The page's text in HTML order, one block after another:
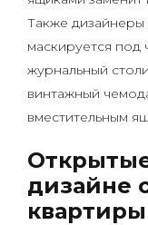
Также
маскируется под
журнальный
винтажный
вместительным
дизайне
квартиры